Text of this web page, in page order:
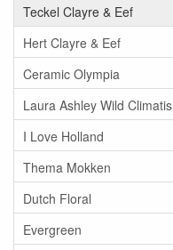
Teckel Clayre & Eef
Hert Clayre & Eef
Ceramic Olympia
Laura Ashley Wild Climatis
I Love Holland
Thema Mokken
Dutch Floral
Evergreen